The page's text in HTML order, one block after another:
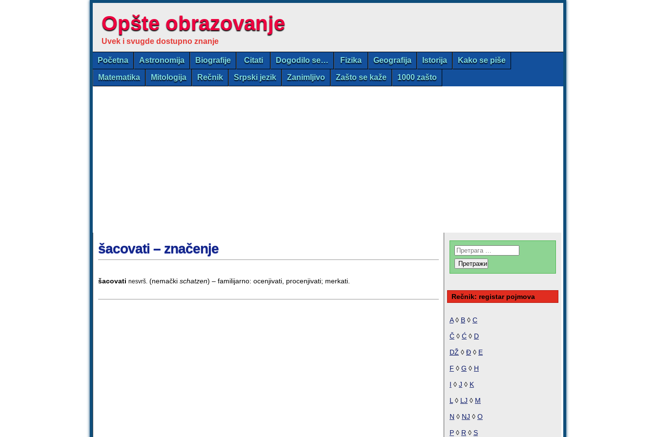
Opšte obrazovanje
Uvek i svugde dostupno znanje
Početna Astronomija Biografije Citati Dogodilo se… Fizika Geografija Istorija Kako se piše
Matematika Mitologija Rečnik Srpski jezik Zanimljivo Zašto se kaže 1000 zašto
šacovati – značenje
šacovati nesvrš. (nemački schatzen) – familijarno: ocenjivati, procenjivati; merkati.
Rečnik: registar pojmova
A◊ B ◊ C
Č ◊ Ć ◊ D
DŽ ◊ Đ ◊ E
F ◊ G ◊ H
I ◊ J ◊ K
L ◊ LJ ◊ M
N ◊ NJ ◊ O
P ◊ R ◊ S